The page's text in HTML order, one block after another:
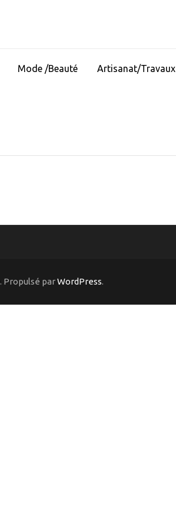
Mode /Beauté Artisanat/Travaux
. Propulsé parWordPress.